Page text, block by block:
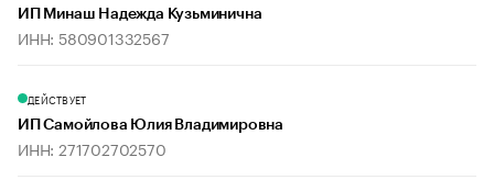
ИП Минаш Надежда Кузьминична
ИНН: 580901332567
ДЕЙСТВУЕТ
ИП Самойлова Юлия Владимировна
ИНН: 271702702570